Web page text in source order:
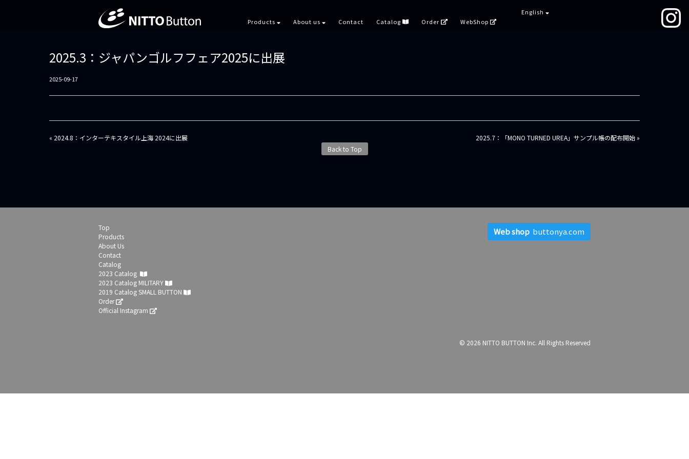
Products About us Contact Catalog Order WebShop
English
2025.3：ジャパンゴルフフェア2025に出展
2025-09-17
投
« 2024.8：インターテキスタイル上海 2024に出展
2025.7：「MONO TURNED UREA」サンプル帳の配布開始 »
Back to Top
Top
Products
About Us
Contact
Catalog
2023 Catalog
2023 Catalog MILITARY
2019 Catalog SMALL BUTTON
Order
Official Instagram
Web shopbuttonya.com
© 2026 NITTO BUTTON Inc. All Rights Reserved